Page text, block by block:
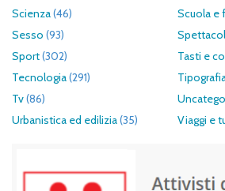
Scienza(46) Scuola e
Sesso (93)
Sport(302) Tasti e
Tecnologia(291)
Tv(86)
Urbanistica ed edilizia(35) Viaggi e